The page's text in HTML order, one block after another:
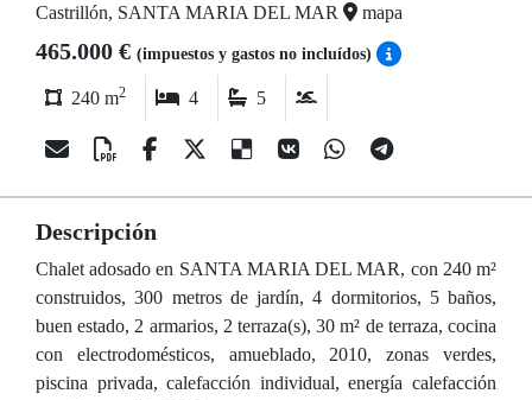
Castrillón, SANTA MARIA DEL MAR mapa
465.000 € (impuestos y gastos no incluídos)
240 m2 4 5
Descripción
Chalet adosado en SANTA MARIA DEL MAR, con 240 m²
construidos, 300 metros de jardín, 4 dormitorios, 5 baños,
buen estado, 2 armarios, 2 terraza(s), 30 m² de terraza, cocina
con electrodomésticos, amueblado, 2010, zonas verdes,
piscina privada, calefacción individual, energía calefacción